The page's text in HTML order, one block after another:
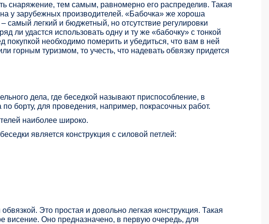
снаряжение, тем самым, равномерно его распределив. Такая
у зарубежных производителей. «Бабочка» же хороша
самый легкий и бюджетный, но отсутствие регулировки
ли удастся использовать одну и ту же «бабочку» с тонкой
покупкой необходимо померить и убедиться, что вам в ней
горным туризмом, то учесть, что надевать обвязку придется
дела, где беседкой называют приспособление, в
борту, для проведения, например, покрасочных работ.
наиболее широко.
является конструкция с силовой петлей:
Это простая и довольно легкая конструкция. Такая
висение. Оно предназначено, в первую очередь, для